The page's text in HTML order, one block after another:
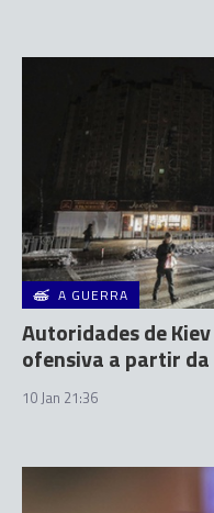
A GUERRA
Autoridades de
ofensiva a partir
10 Jan 21:36